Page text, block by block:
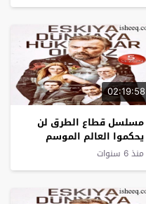
02:19:58
مسلسل قطاع الطرق لن
يحكموا العالم الموسم
الخامس الحلقة 9
منذ 6 سنوات